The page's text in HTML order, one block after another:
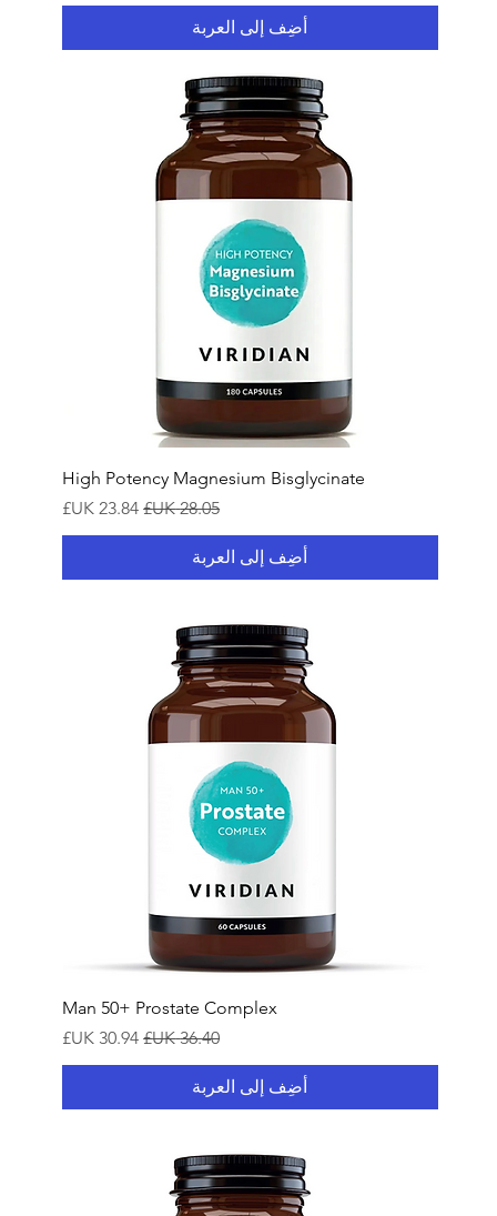
أضِف إلى العربة
High Potency Magnesium Bisglycinate
سعر عادي سعر البيع
أضِف إلى العربة
Man 50+ Prostate Complex
سعر عادي سعر البيع
أضِف إلى العربة